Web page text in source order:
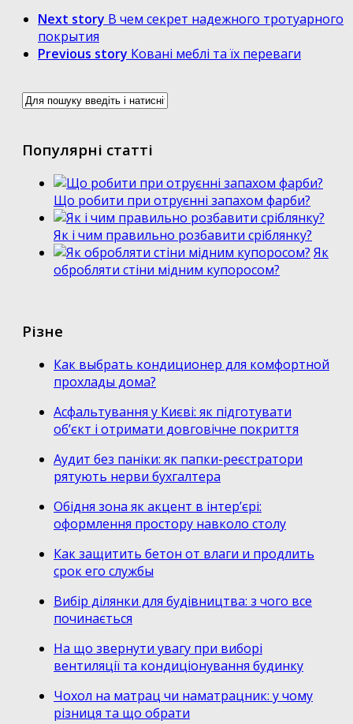
Next story В чем секрет надежного тротуарного
покрытия
Previous story Ковані меблі та їх переваги
Популярні статті
Що робити при отруєнні запахом фарби?
Як і чим правильно розбавити сріблянку?
Як
обробляти стіни мідним купоросом?
Різне
Как выбрать кондиционер для комфортной
прохлады дома?
Асфальтування у Києві: як підготувати
об’єкт і отримати довговічне покриття
Аудит без паніки: як папки-реєстратори
рятують нерви бухгалтера
Обідня зона як акцент в інтер’єрі:
оформлення простору навколо столу
Как защитить бетон от влаги и продлить
срок его службы
Вибір ділянки для будівництва: з чого все
починається
На що звернути увагу при виборі
вентиляції та кондиціонування будинку
Чохол на матрац чи наматрацник: у чому
різниця та що обрати